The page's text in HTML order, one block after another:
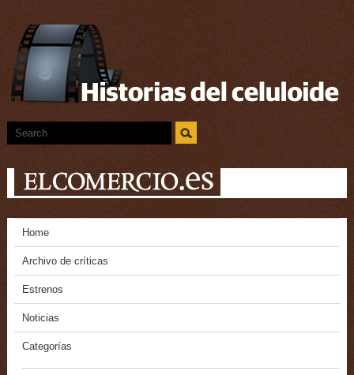
Home
Archivo de críticas
Estrenos
Noticias
Categorías